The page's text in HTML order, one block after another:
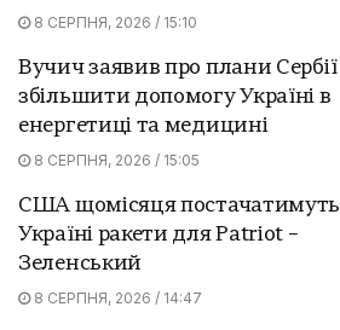
8 СЕРПНЯ, 2026 / 15:10
Вучич заявив про плани Сербії
збільшити допомогу Україні в
енергетиці та медицині
8 СЕРПНЯ, 2026 / 15:05
США щомісяця постачатимуть
Україні ракети для Patriot –
Зеленський
8 СЕРПНЯ, 2026 / 14:47